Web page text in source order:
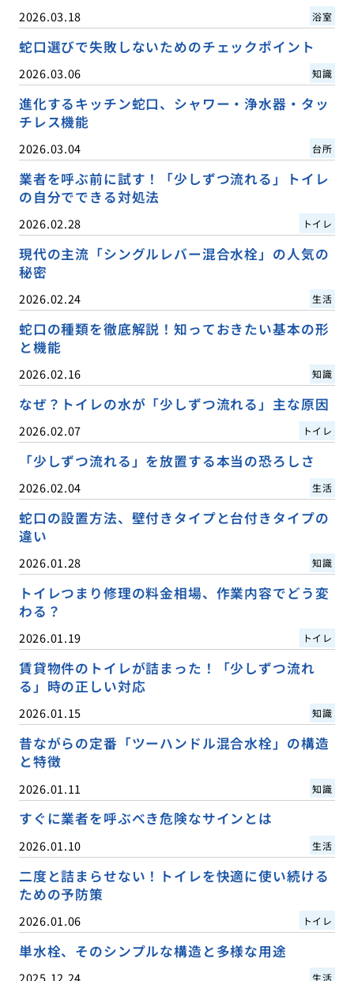
2026.03.18 浴室
蛇口選びで失敗しないためのチェックポイント
2026.03.06 知識
進化するキッチン蛇口、シャワー・浄水器・タッ
チレス機能
2026.03.04 台所
業者を呼ぶ前に試す！「少しずつ流れる」トイレ
の自分でできる対処法
2026.02.28 トイレ
現代の主流「シングルレバー混合水栓」の人気の
秘密
2026.02.24 生活
蛇口の種類を徹底解説！知っておきたい基本の形
と機能
2026.02.16 知識
なぜ？トイレの水が「少しずつ流れる」主な原因
2026.02.07 トイレ
「少しずつ流れる」を放置する本当の恐ろしさ
2026.02.04 生活
蛇口の設置方法、壁付きタイプと台付きタイプの
違い
2026.01.28 知識
トイレつまり修理の料金相場、作業内容でどう変
わる？
2026.01.19 トイレ
賃貸物件のトイレが詰まった！「少しずつ流れ
る」時の正しい対応
2026.01.15 知識
昔ながらの定番「ツーハンドル混合水栓」の構造
と特徴
2026.01.11 知識
すぐに業者を呼ぶべき危険なサインとは
2026.01.10 生活
二度と詰まらせない！トイレを快適に使い続ける
ための予防策
2026.01.06 トイレ
単水栓、そのシンプルな構造と多様な用途
2025.12.24 生活